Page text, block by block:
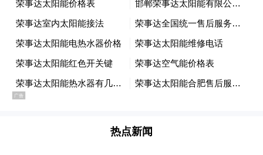
防汛防台风是每年必须面临的“大考”。面对
即将到来的第9号台风“巴威”，公司持续完善
应急处置预案，开展多轮次防汛防台风、电
忧3.0”专项工程，逐项消除变电站、电缆隧
热点新闻